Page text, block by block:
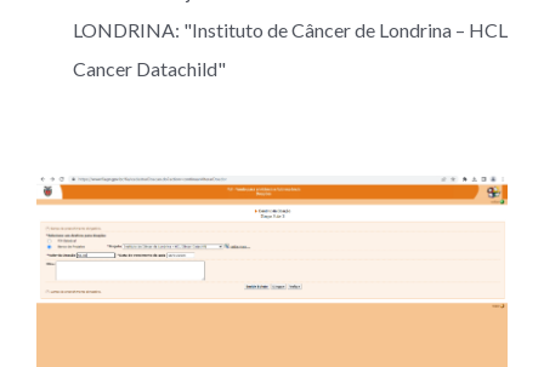
LONDRINA: "Instituto de Câncer de Londrina – HCL
Cancer Datachild"